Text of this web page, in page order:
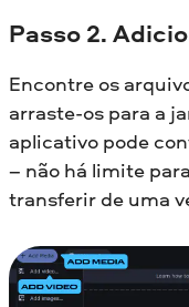
Passo 2.
Encontre os
arraste-os para a
aplicativo pode
– não há limite
transferir de uma